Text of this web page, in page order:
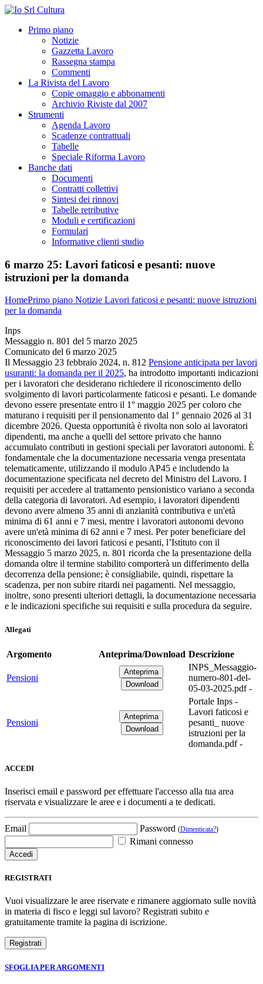
Primo piano
Notizie
Gazzetta Lavoro
Rassegna stampa
Commenti
La Rivista del Lavoro
Copie omaggio e abbonamenti
Archivio Riviste dal 2007
Strumenti
Agenda Lavoro
Scadenze contrattuali
Tabelle
Speciale Riforma Lavoro
Banche dati
Documenti
Contratti collettivi
Sintesi dei rinnovi
Tabelle retributive
Moduli e certificazioni
Formulari
Informative clienti studio
6 marzo 25: Lavori faticosi e pesanti: nuove
istruzioni per la domanda
HomePrimo piano Notizie Lavori faticosi e pesanti: nuove istruzioni
per la domanda
Inps
Messaggio n. 801 del 5 marzo 2025
Comunicato del 6 marzo 2025
Il Messaggio 23 febbraio 2024, n. 812 Pensione anticipata per lavori
usuranti: la domanda per il 2025, ha introdotto importanti indicazioni
per i lavoratori che desiderano richiedere il riconoscimento dello
svolgimento di lavori particolarmente faticosi e pesanti. Le domande
devono essere presentate entro il 1° maggio 2025 per coloro che
maturano i requisiti per il pensionamento dal 1° gennaio 2026 al 31
dicembre 2026. Questa opportunità è rivolta non solo ai lavoratori
dipendenti, ma anche a quelli del settore privato che hanno
accumulato contributi in gestioni speciali per lavoratori autonomi. È
fondamentale che la documentazione necessaria venga presentata
telematicamente, utilizzando il modulo AP45 e includendo la
documentazione specificata nel decreto del Ministro del Lavoro. I
requisiti per accedere al trattamento pensionistico variano a seconda
della categoria di lavoratori. Ad esempio, i lavoratori dipendenti
devono avere almeno 35 anni di anzianità contributiva e un'età
minima di 61 anni e 7 mesi, mentre i lavoratori autonomi devono
avere un'età minima di 62 anni e 7 mesi. Per poter beneficiare del
riconoscimento dei lavori faticosi e pesanti, l’Istituto con il
Messaggio 5 marzo 2025, n. 801 ricorda che la presentazione della
domanda oltre il termine stabilito comporterà un differimento della
decorrenza della pensione; è consigliabile, quindi, rispettare la
scadenza, per non subire ritardi nei pagamenti. Nel messaggio,
inoltre, sono presenti ulteriori dettagli, la documentazione necessaria
e le indicazioni specifiche sui requisiti e sulla procedura da seguire.
Allegati
Argomento Anteprima/Download Descrizione
Pensioni
INPS_Messaggio-
numero-801-del-
05-03-2025.pdf -
Pensioni
Portale Inps -
Lavori faticosi e
pesanti_ nuove
istruzioni per la
domanda.pdf -
ACCEDI
Inserisci email e password per effettuare l'accesso alla tua area
riservata e visualizzare le aree e i documenti a te dedicati.
Email Password (Dimenticata?)
Rimani connesso
REGISTRATI
Vuoi visualizzare le aree riservate e rimanere aggiornato sulle novità
in materia di fisco e leggi sul lavoro? Registrati subito e
gratuitamente tramite la pagina di iscrizione.
SFOGLIA PER ARGOMENTI